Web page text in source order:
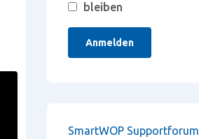
bleiben
Anmelden
SmartWOP Supportforum